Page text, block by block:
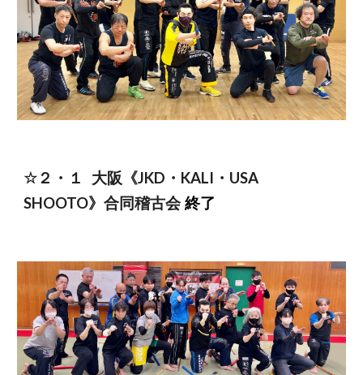
☆２ ・ １ 大阪 《JKD・KALI・USA
SHOOTO》合同稽古会終了